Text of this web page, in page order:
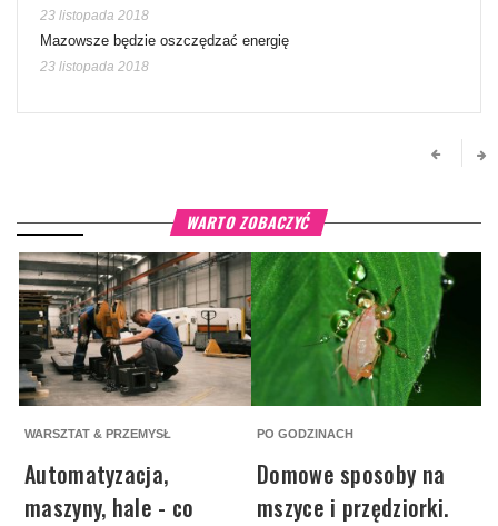
23 listopada 2018
Mazowsze będzie oszczędzać energię
23 listopada 2018
WARTO ZOBACZYĆ
WARSZTAT & PRZEMYSŁ
Automatyzacja,
maszyny, hale - co
PO GODZINACH
Domowe sposoby na
mszyce i przędziorki.